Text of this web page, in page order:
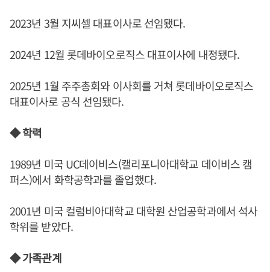
2023년 3월 지씨셀 대표이사로 선임됐다.
2024년 12월 롯데바이오로직스 대표이사에 내정됐다.
2025년 1월 주주총회와 이사회를 거쳐 롯데바이오로직스
대표이사로 공식 선임됐다.
◆ 학력
1989년 미국 UC데이비스(캘리포니아대학교 데이비스 캠
퍼스)에서 화학공학과를 졸업했다.
2001년 미국 컬럼비아대학교 대학원 산업공학과에서 석사
학위를 받았다.
◆ 가족관계